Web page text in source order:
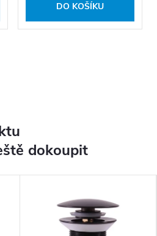
DO KOŠÍKU
dokoupit